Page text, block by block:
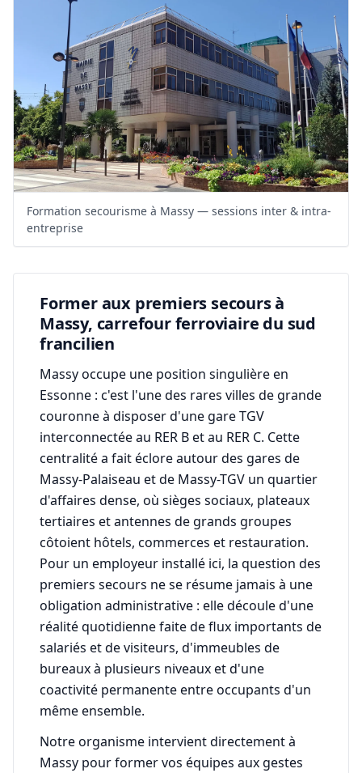
Formation secourisme à Massy — sessions inter & intra-
entreprise
Former aux premiers secours à
Massy, carrefour ferroviaire du sud
francilien
Massy occupe une position singulière en
Essonne : c'est l'une des rares villes de grande
couronne à disposer d'une gare TGV
interconnectée au RER B et au RER C. Cette
centralité a fait éclore autour des gares de
Massy-Palaiseau et de Massy-TGV un quartier
d'affaires dense, où sièges sociaux, plateaux
tertiaires et antennes de grands groupes
côtoient hôtels, commerces et restauration.
Pour un employeur installé ici, la question des
premiers secours ne se résume jamais à une
obligation administrative : elle découle d'une
réalité quotidienne faite de flux importants de
salariés et de visiteurs, d'immeubles de
bureaux à plusieurs niveaux et d'une
coactivité permanente entre occupants d'un
même ensemble.
Notre organisme intervient directement à
Massy pour former vos équipes aux gestes